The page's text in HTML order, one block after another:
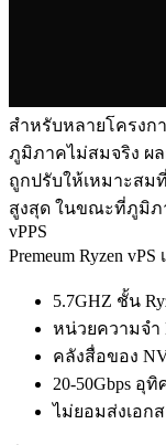
สําหรับหลายโครงก
ภูมิภาคไม่สมจริง ผล
ถูกปรับให้เหมาะสม
สูงสุด ในขณะที่ภูมิภา
vPPS
Premeum Ryzen
5.7GHZ ชั้น
หน่วยความจํา
คลังสื่อของ
20-50Gbps อุ
ไม่ยอมส่งเอก